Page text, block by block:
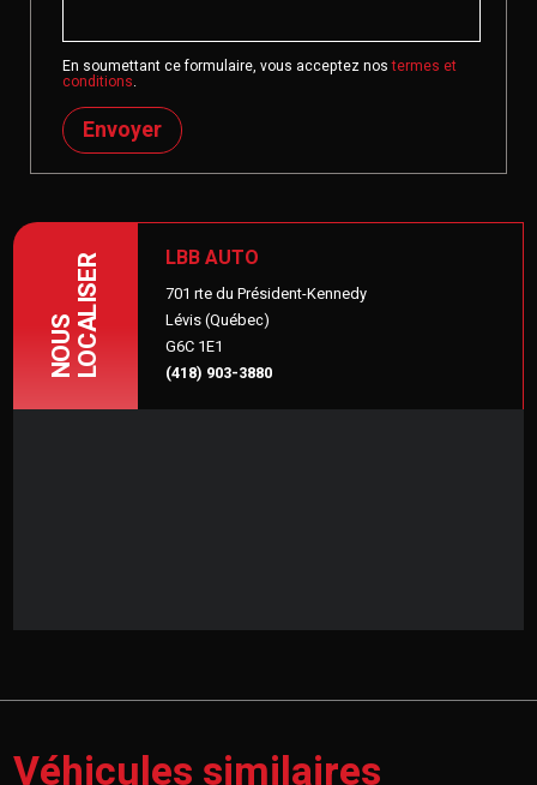
En soumettant ce formulaire, vous acceptez nostermes et
conditions.
Envoyer
NOUSLOCALISER LBB AUTO
701 rte du Président-Kennedy
Lévis (Québec)
G6C 1E1
(418) 903-3880
Véhicules similaires